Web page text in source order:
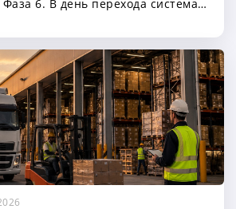
6. В день перехода система
при пересечении границы с
Союза